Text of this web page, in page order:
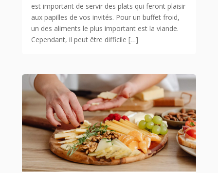
est important de servir des plats qui feront plaisir
aux papilles de vos invités. Pour un buffet froid,
un des aliments le plus important est la viande.
Cependant, il peut être difficile […]